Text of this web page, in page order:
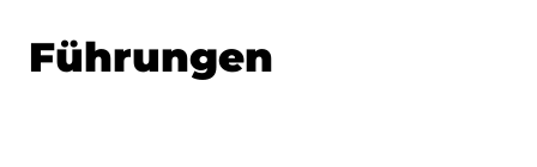
Führungen